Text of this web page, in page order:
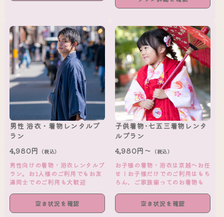
男性 浴衣・着物レンタルプ
ラン
4,980円 （税込）
男性向けの着物・浴衣レンタルプ
ラン。お1人様のご利用でもお友
達同士でのご利用も大歓迎
空き状況を確認
子供着物･七五三着物レンタ
ルプラン
4,980円～ （税込）
お子様の着物・浴衣は京越へお任
せ！お子様だけでのご利用はもち
ろん、ご家族揃ってのお着物も
空き状況を確認